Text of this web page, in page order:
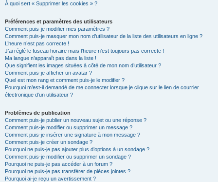
À quoi sert « Supprimer les cookies » ?
Préférences et paramètres des utilisateurs
Comment puis-je modifier mes paramètres ?
Comment puis-je masquer mon nom d’utilisateur de la liste des utilisateurs en ligne ?
L’heure n’est pas correcte !
J’ai réglé le fuseau horaire mais l’heure n’est toujours pas correcte !
Ma langue n’apparaît pas dans la liste !
Que signifient les images situées à côté de mon nom d’utilisateur ?
Comment puis-je afficher un avatar ?
Quel est mon rang et comment puis-je le modifier ?
Pourquoi m’est-il demandé de me connecter lorsque je clique sur le lien de courrier
électronique d’un utilisateur ?
Problèmes de publication
Comment puis-je publier un nouveau sujet ou une réponse ?
Comment puis-je modifier ou supprimer un message ?
Comment puis-je insérer une signature à mon message ?
Comment puis-je créer un sondage ?
Pourquoi ne puis-je pas ajouter plus d’options à un sondage ?
Comment puis-je modifier ou supprimer un sondage ?
Pourquoi ne puis-je pas accéder à un forum ?
Pourquoi ne puis-je pas transférer de pièces jointes ?
Pourquoi ai-je reçu un avertissement ?